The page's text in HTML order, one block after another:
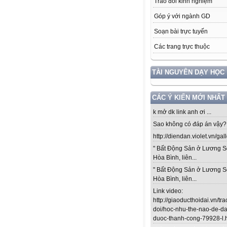
Góp ý với ngành GD
Soạn bài trực tuyến
Các trang trực thuộc
TÀI NGUYÊN DẠY HỌC
CÁC Ý KIẾN MỚI NHẤT
k mở dk link anh ơi ...
Sao không có đáp án vậy?
http://diendan.violet.vn/
" Bất Động Sản ở Lương
Hòa Bình, liên...
" Bất Động Sản ở Lương
Hòa Bình, liên...
Link video:
http://giaoducthoidai.vn/
doi/hoc-nhu-the-nao-de-
duoc-thanh-cong-79928-